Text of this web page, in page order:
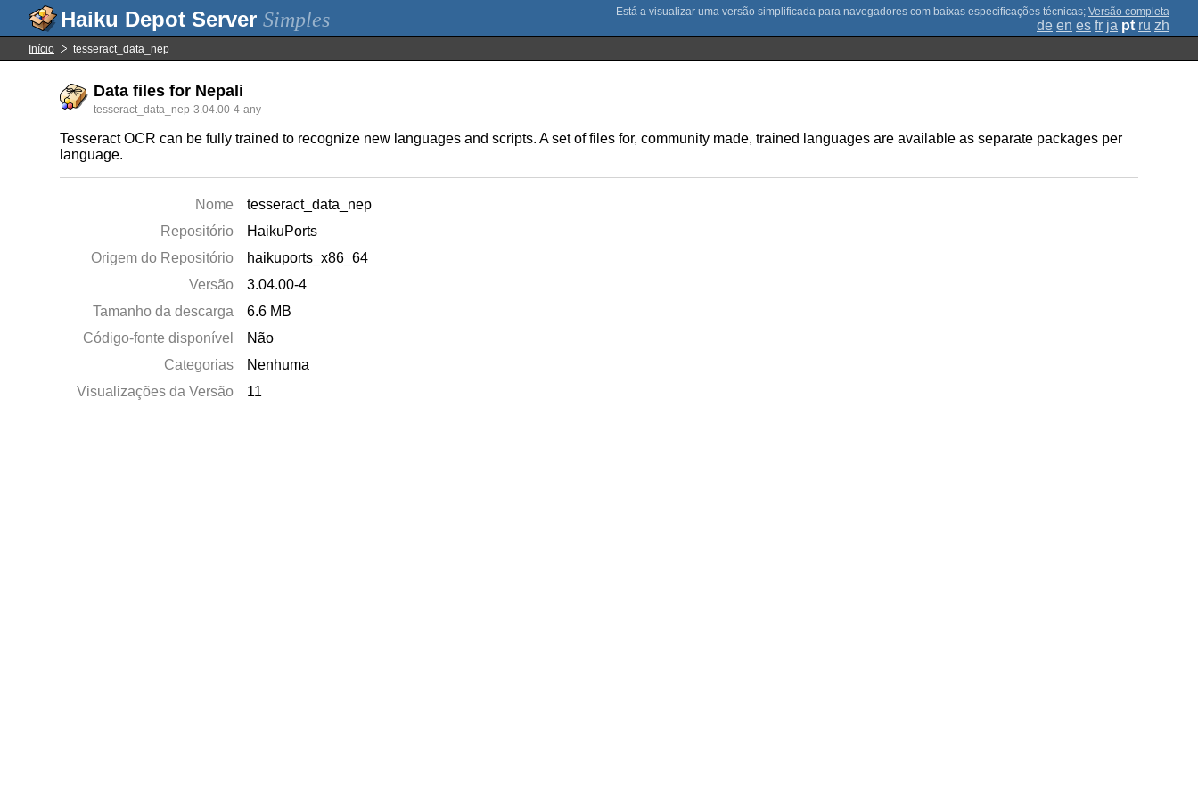
Simples ; Versão completa
de en es fr ja pt ru zh
Início tesseract_data_nep
Data files for Nepali
tesseract_data_nep-3.04.00-4-any
Tesseract OCR can be fully trained to recognize new languages and scripts. A set of files for, community made, trained languages are available as separate packages per
language.
Nome
tesseract_data_nep
Repositório
HaikuPorts
Origem do Repositório
haikuports_x86_64
Versão
3.04.00-4
Tamanho da descarga
6.6 MB
Código-fonte disponível
Não
Categorias
Nenhuma
Visualizações da Versão
11